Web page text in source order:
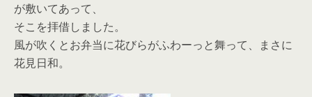
が敷いてあって、
そこを拝借しました。
風が吹くとお弁当に花びらがふわーっと舞って、まさに
花見日和。